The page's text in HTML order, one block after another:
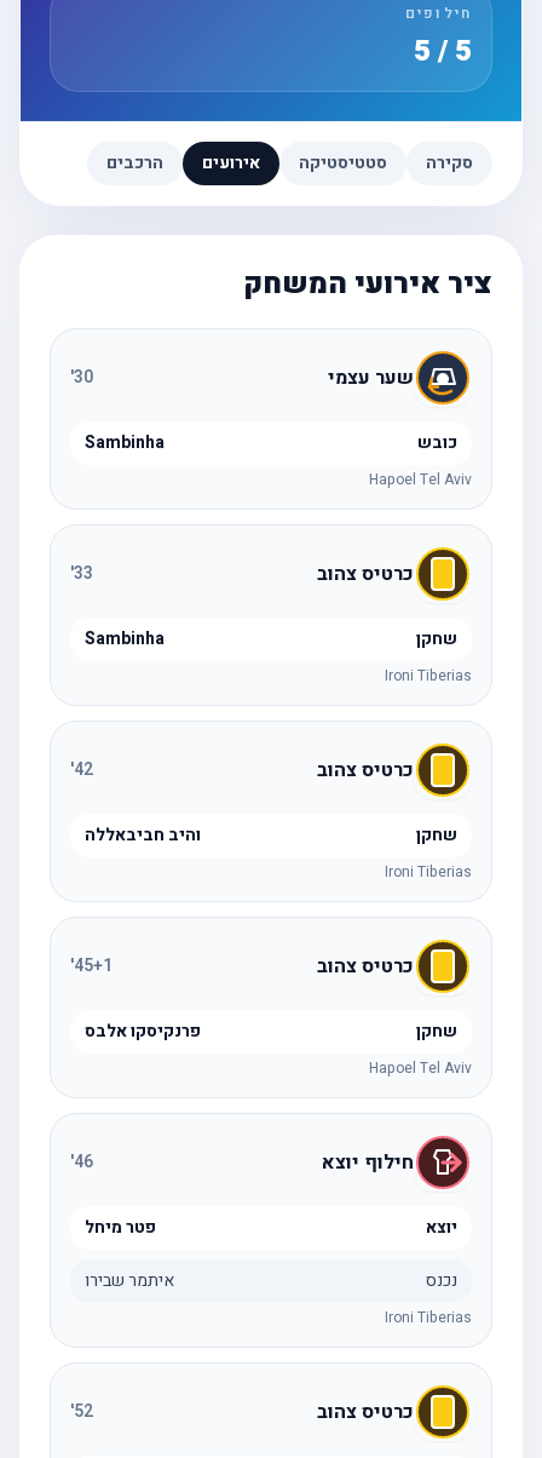
חילופים
סקירה סטטיסטיקה אירועים הרכבים
ציר אירועי המשחק
שער עצמי 30
'
כובש Sambinha
Hapoel Tel Aviv
כרטיס צהוב 33
'
שחקן Sambinha
Ironi Tiberias
כרטיס צהוב 42
'
שחקן והיב חביבאללה
Ironi Tiberias
כרטיס צהוב 45+1
'
שחקן פרנקיסקו אלבס
Hapoel Tel Aviv
חילוף יוצא 46
'
יוצא פטר מיחל
נכנס איתמר שבירו
Ironi Tiberias
כרטיס צהוב 52
'